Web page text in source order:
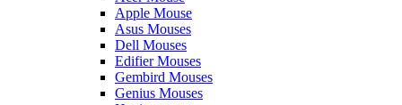
Apple Mouse
Asus Mouses
Dell Mouses
Edifier Mouses
Gembird Mouses
Genius Mouses